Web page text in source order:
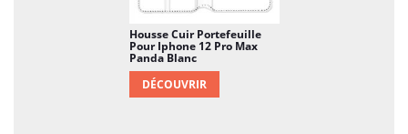
Housse Cuir Portefeuille
Pour Iphone 12 Pro Max
Panda Blanc
DÉCOUVRIR